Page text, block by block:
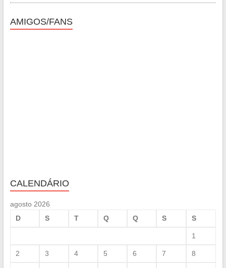
AMIGOS/FANS
CALENDÁRIO
agosto 2026
D
S T Q Q S S
1
2 3 4 5 6 7 8